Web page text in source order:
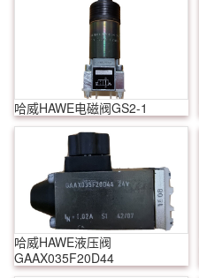
哈威HAWE电磁阀GS2-1
哈威HAWE液压阀
GAAX035F20D44